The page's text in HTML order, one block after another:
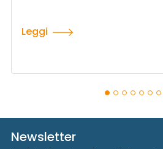
Leggi
Newsletter